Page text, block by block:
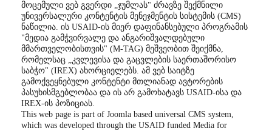
მოცემული ვებ გვერდი „ჯუმლას" ძრავზე შექმნილი
უნივერსალური კონტენტის მენეჯმენტის სისტემის (CMS)
ნაწილია. ის USAID-ის მიერ დაფინანსებული პროგრამის
"მედია გამჭვირვალე და ანგარიშვალდებული
მმართველობისთვის" (M-TAG) მეშვეობით შეიქმნა,
რომელსაც „კვლევისა და გაცვლების საერთაშორისო
საბჭო" (IREX) ახორციელებს. ამ ვებ საიტზე
გამოქვეყნებული კონტენტი მთლიანად ავტორების
პასუხისმგებლობაა და ის არ გამოხატავს USAID-ისა და
IREX-ის პოზიციას.
This web page is part of Joomla based universal CMS system,
which was developed through the USAID funded Media for